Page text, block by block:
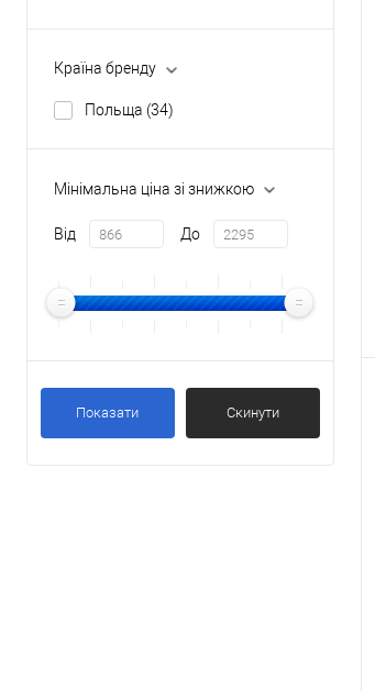
Країна бренду
Польща (34)
Мінімальна ціна зі знижкою
Від До
Показати Скинути